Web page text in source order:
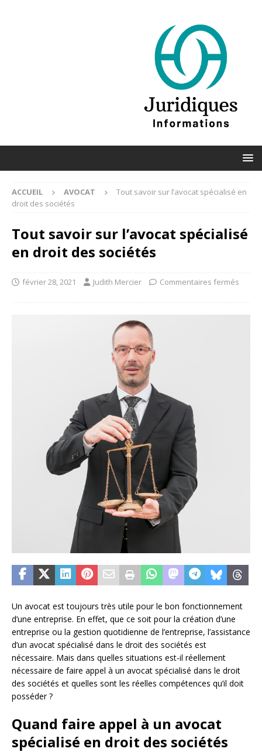
ACCUEIL AVOCAT
Tout savoir sur l’avocat spécialisé en
droit des sociétés
Tout savoir sur l’avocat spécialisé
en droit des sociétés
février 28, 2021 Judith Mercier Commentaires fermés
Un avocat est toujours très utile pour le bon fonctionnement
d’une entreprise. En effet, que ce soit pour la création d’une
entreprise ou la gestion quotidienne de l’entreprise, l’assistance
d’un avocat spécialisé dans le droit des sociétés est
nécessaire. Mais dans quelles situations est-il réellement
nécessaire de faire appel à un avocat spécialisé dans le droit
des sociétés et quelles sont les réelles compétences qu’il doit
posséder ?
Quand faire appel à un avocat
spécialisé en droit des sociétés